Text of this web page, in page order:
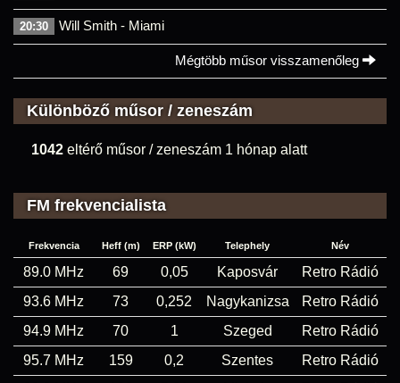
20:30 Will Smith - Miami
Mégtöbb műsor visszamenőleg
Különböző műsor / zeneszám
1042 eltérő műsor / zeneszám 1 hónap alatt
FM frekvencialista
Frekvencia Heff (m) ERP (kW) Telephely Név
89.0 MHz 69 0,05 Kaposvár
Retro Rádió
93.6 MHz
73 0,252 Nagykanizsa
Retro Rádió
94.9 MHz
70 1 Szeged
Retro Rádió
95.7 MHz
159 0,2 Szentes
Retro Rádió